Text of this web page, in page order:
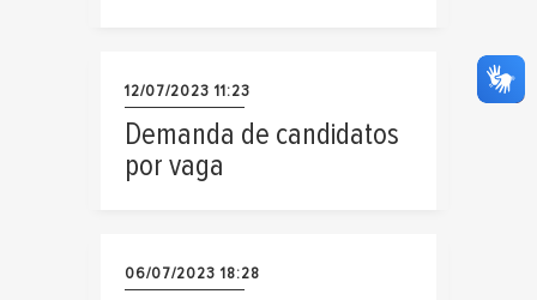
12/07/2023 11:23
Demanda de candidatos
por vaga
06/07/2023 18:28